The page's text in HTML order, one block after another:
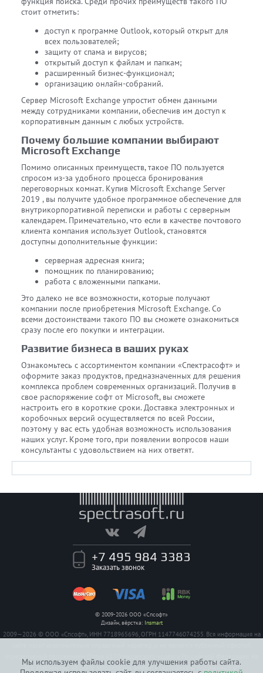
Мы используем файлы cookie для улучшения работы сайта.
стоит отметить:
доступ к программе Outlook, который открыт для
всех пользователей;
защиту от спама и вирусов;
открытый доступ к файлам и папкам;
расширенный бизнес-функционал;
организацию онлайн-собраний.
Сервер Microsoft Exchange упростит обмен данными
между сотрудниками компании, обеспечив им доступ к
корпоративным данным с любых устройств.
Почему большие компании выбирают
Microsoft Exchange
Помимо описанных преимуществ, такое ПО пользуется
спросом из-за удобного процесса бронирования
переговорных комнат. Купив Microsoft Exchange Server
2019 , вы получите удобное программное обеспечение для
внутрикорпоративной переписки и работы с серверным
календарем. Примечательно, что если в качестве почтового
клиента компания использует Outlook, становятся
доступны дополнительные функции:
серверная адресная книга;
помощник по планированию;
работа с вложенными папками.
Это далеко не все возможности, которые получают
компании после приобретения Microsoft Exchange. Со
всеми достоинствами такого ПО вы сможете ознакомиться
сразу после его покупки и интеграции.
Развитие бизнеса в ваших руках
Ознакомьтесь с ассортиментом компании «Спектрасофт» и
оформите заказ продуктов, предназначенных для решения
комплекса проблем современных организаций. Получив в
свое распоряжение софт от Microsoft, вы сможете
настроить его в короткие сроки. Доставка электронных и
коробочных версий осуществляется по всей России,
поэтому у вас есть удобная возможность использования
наших услуг. Кроме того, при появлении вопросов наши
консультанты с удовольствием на них ответят.
+7 495 984 3383
Заказать звонок
© 2009-2026 ООО «Спсофт»
Дизайн, вёрстка: Insmart
2009—2026 © ООО «Спсофт», ИНН 7718965696, ОГРН 1147746074255. Вся информация на
определяемой положением Статьи 437 Гражданского кодекса Российской Федерации. На
все заявленные на сайте авторизации имеются сертификаты полученные от